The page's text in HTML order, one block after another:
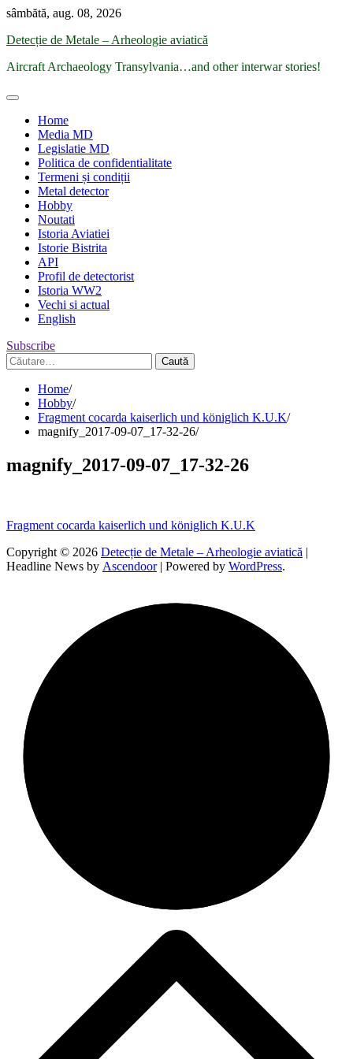
Skip
content
sâmbătă, aug. 08, 2026
Detecție de Metale – Arheologie aviatică
Aircraft Archaeology Transylvania…and other interwar stories!
Home
Media MD
Legislatie MD
Politica de confidentialitate
Termeni și condiții
Metal detector
Hobby
Noutati
Istoria Aviatiei
Istorie Bistrita
API
Profil de detectorist
Istoria WW2
Vechi si actual
English
Subscribe
Caută
după:
Home
Hobby
Fragment cocarda kaiserlich und königlich K.U.K
magnify_2017-09-07_17-32-26
magnify_2017-09-07_17-32-26
Navigare
în
articole
Fragment cocarda kaiserlich und königlich K.U.K
Copyright © 2026 Detecție de Metale – Arheologie aviatică |
Headline News by Ascendoor| Powered by WordPress.